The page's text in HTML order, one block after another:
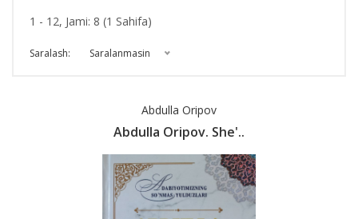
1 - 12, Jami: 8 (1 Sahifa)
Saralash: Saralanmasin
Abdulla Oripov
Abdulla Oripov. She'..